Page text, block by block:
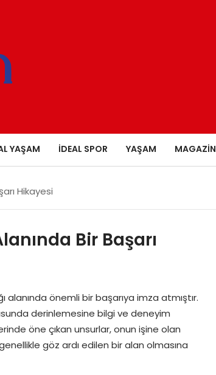
YAŞAM İDEAL SPOR YAŞAM MAGAZIN
Hikayesi
Bir Başarı
alanında önemli bir başarıya imza atmıştır.
derinlemesine bilgi ve deneyim
öne çıkan unsurlar, onun işine olan
göz ardı edilen bir alan olmasına